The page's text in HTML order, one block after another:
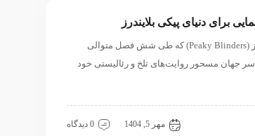
برای دنیای پیکی بلایندرز
دنیای تاریک و پررمزوراز پیکی بلایندرز (Peaky Blinders) که طی شش فصل متوالی
جهان مسحور روایت‌های تلخ و رئالیستی خود
مهر 5, 1404 0 دیدگاه